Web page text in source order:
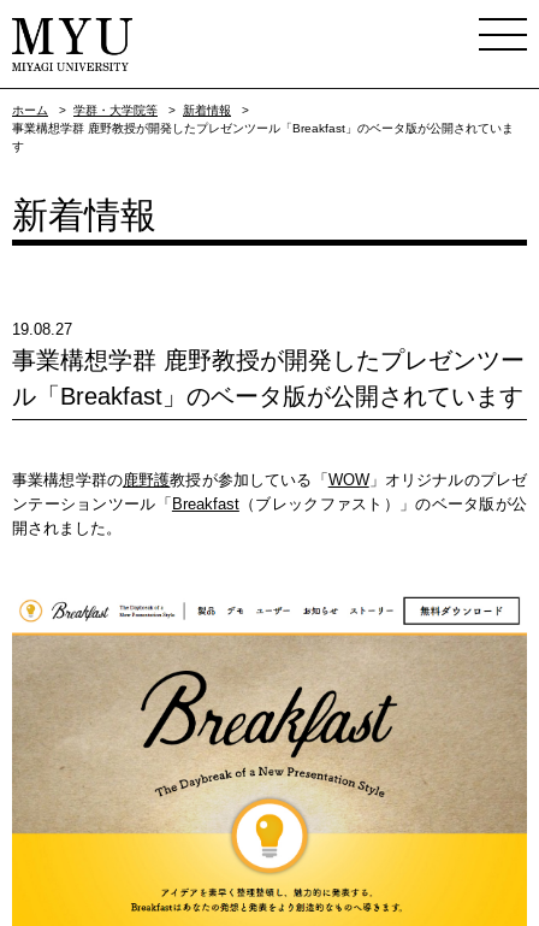
ホーム > 学群・大学院等 > 新着情報
>
事業構想学群 鹿野教授が開発したプレゼンツール「Breakfast」のベータ版が公開されていま
す
新着情報
19.08.27
事業構想学群 鹿野教授が開発したプレゼンツー
ル「Breakfast」のベータ版が公開されています
事業構想学群の鹿野護教授が参加している「 WOW」オリジナルのプレゼ
ンテーションツール「 Breakfast（ブレックファスト）」のベータ版が公
開されました。